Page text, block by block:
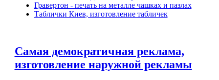
Гравертон - печать на металле чашках и пазлах
Таблички Киев, изготовление табличек
Самая демократичная реклама,
изготовление наружной рекламы